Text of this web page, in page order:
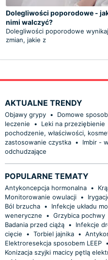
Dolegliwości poporodowe -
nimi walczyć?
Dolegliwości poporodowe
zmian, jakie z
AKTUALNE TRENDY
Objawy grypy • Domowe
leczenie
• Leki na przeziębienie
pochodzenie, właściwości,
zastosowanie czystka •
Imbir -
odchudzające
POPULARNE TEMATY
Antykoncepcja hormonalna •
Monitorowanie owulacji •
Ból brzucha • Infekcje układu
weneryczne
• Grzybica pochwy
Badania przed ciążą • Infekcje
cięcie
• Torbiel jajnika •
Elektroresekcja sposobem LEEP •
Konizacja szyjki macicy pętlą